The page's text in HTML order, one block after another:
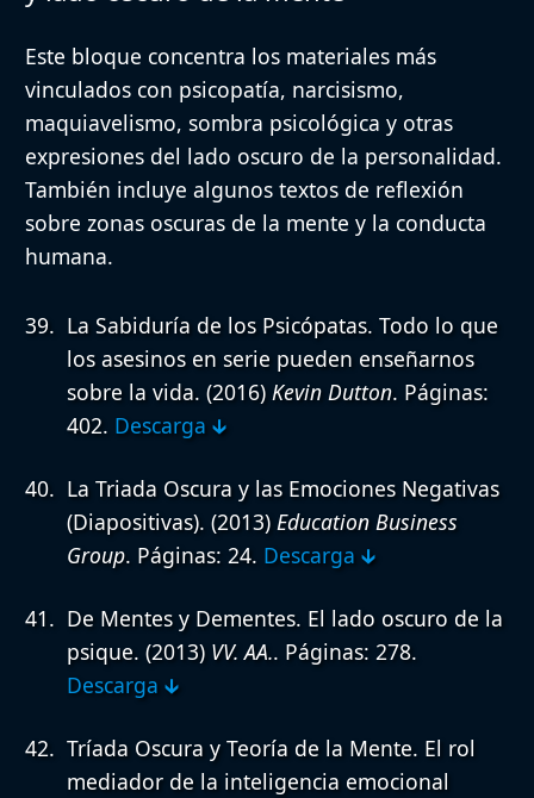
Este bloque concentra los materiales más
vinculados con psicopatía, narcisismo,
maquiavelismo, sombra psicológica y otras
expresiones del lado oscuro de la personalidad.
También incluye algunos textos de reflexión
sobre zonas oscuras de la mente y la conducta
humana.
La Sabiduría de los Psicópatas. Todo lo que
los asesinos en serie pueden enseñarnos
sobre la vida. (2016) Kevin Dutton. Páginas:
402. Descarga 🡳
La Triada Oscura y las Emociones Negativas
(Diapositivas). (2013) Education Business
Group. Páginas: 24. Descarga 🡳
De Mentes y Dementes. El lado oscuro de la
psique. (2013) VV. AA.. Páginas: 278.
Descarga 🡳
Tríada Oscura y Teoría de la Mente. El rol
mediador de la inteligencia emocional